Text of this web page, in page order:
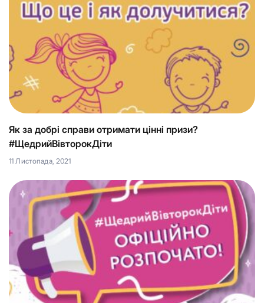
Як за добрі справи отримати цінні призи?
#ЩедрийВівторокДіти
11 Листопада, 2021